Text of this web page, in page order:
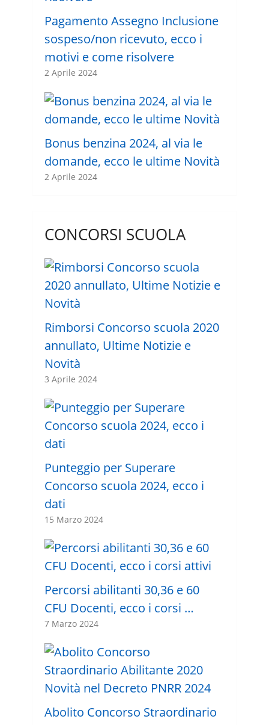
Pagamento Assegno Inclusione
sospeso/non ricevuto, ecco i
motivi e come risolvere
2 Aprile 2024
Bonus benzina 2024, al via le
domande, ecco le ultime Novità
2 Aprile 2024
CONCORSI SCUOLA
Rimborsi Concorso scuola 2020
annullato, Ultime Notizie e
Novità
3 Aprile 2024
Punteggio per Superare
Concorso scuola 2024, ecco i
dati
15 Marzo 2024
Percorsi abilitanti 30,36 e 60
CFU Docenti, ecco i corsi …
7 Marzo 2024
Abolito Concorso Straordinario